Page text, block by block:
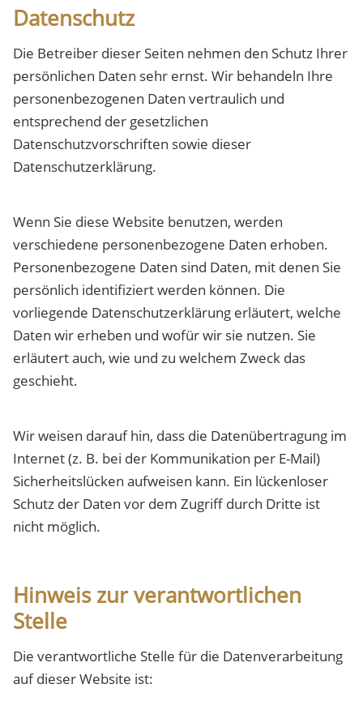
Datenschutz
Die Betreiber dieser Seiten nehmen den Schutz Ihrer
persönlichen Daten sehr ernst. Wir behandeln Ihre
personenbezogenen Daten vertraulich und
entsprechend der gesetzlichen
Datenschutzvorschriften sowie dieser
Datenschutzerklärung.
Wenn Sie diese Website benutzen, werden
verschiedene personenbezogene Daten erhoben.
Personenbezogene Daten sind Daten, mit denen Sie
persönlich identifiziert werden können. Die
vorliegende Datenschutzerklärung erläutert, welche
Daten wir erheben und wofür wir sie nutzen. Sie
erläutert auch, wie und zu welchem Zweck das
geschieht.
Wir weisen darauf hin, dass die Datenübertragung im
Internet (z. B. bei der Kommunikation per E-Mail)
Sicherheitslücken aufweisen kann. Ein lückenloser
Schutz der Daten vor dem Zugriff durch Dritte ist
nicht möglich.
Hinweis zur verantwortlichen
Stelle
Die verantwortliche Stelle für die Datenverarbeitung
auf dieser Website ist: